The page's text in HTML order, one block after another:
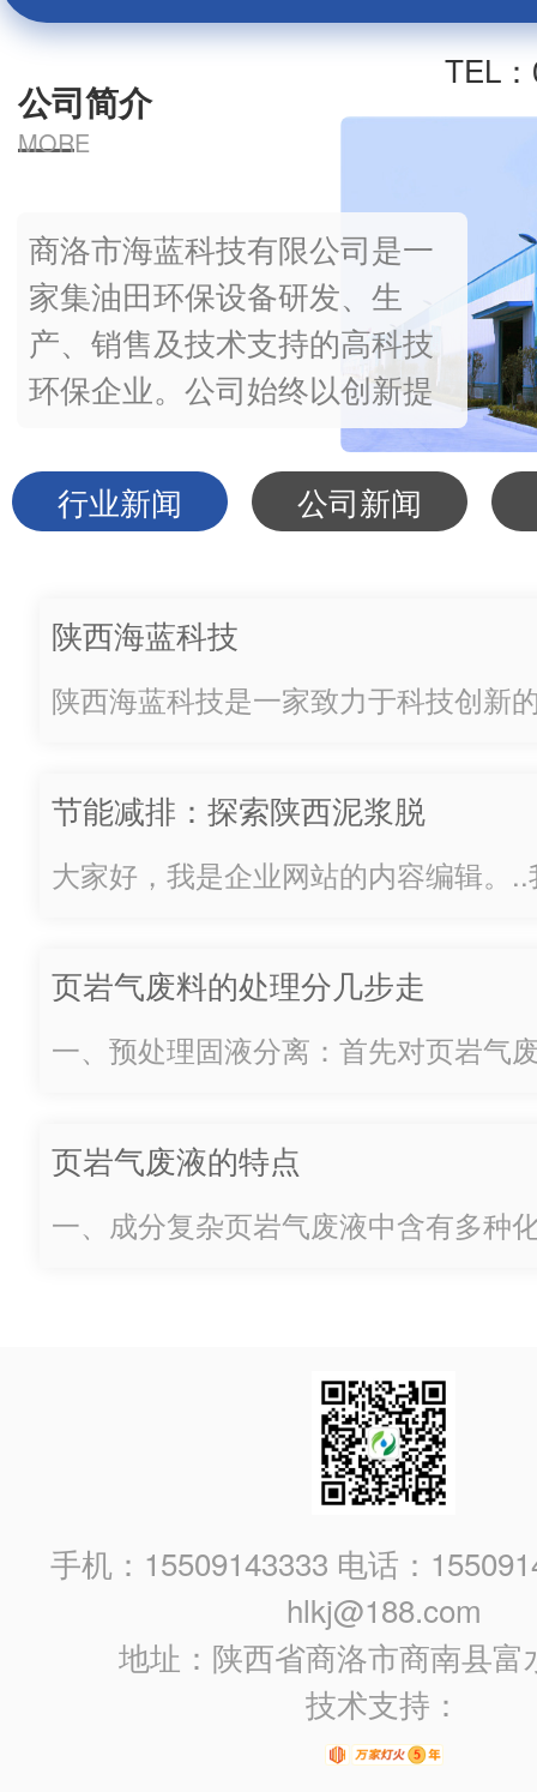
TEL
公司简介
MORE
商洛市海蓝科技有限公司是一
家集油田环保设备研发、生
产、销售及技术支持的高科技
环保企业。公司始终以创新提
升品牌、营销创造价值为理
念，为客户提供合理的废弃物
解决方案，呈现优异的处理效
新思路、新运营、新模式，开
聚力、众志成城 地处秦岭东段
行业新闻 公司新闻
陕西海蓝科技
陕西海蓝科技是一家致力于科技创新
队，不断推动着科技的进步。我们的
客户为中心。我们深...
节能减排：探索陕西泥浆脱
水机的绿色发展之路
大家好，我是企业网站的内容编辑。
越来越多的企业开始关注如何在生产
减排。泥浆脱...
页岩气废料的处理分几步走
一、预处理固液分离：首先对页岩气
机、压滤机等进行固液分离。调节
的酸碱度，采用中和法调节 pH 值至
页岩气废液的特点
一、成分复杂页岩气废液中含有多种
液的处理难度大大增加。例如，其中
果未经处理直接排放，会对土壤和水
染，影响生态环境和人类健康。二、
手机：15509143333 电话：
hlkj@188.com
地址：陕西省商洛市商南县富
技术支持：